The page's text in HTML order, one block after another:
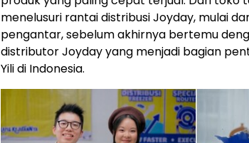
menelusuri rantai distribusi Joyday, mulai
pengantar, sebelum akhirnya bertemu
distributor Joyday yang menjadi bagian
Yili di Indonesia.